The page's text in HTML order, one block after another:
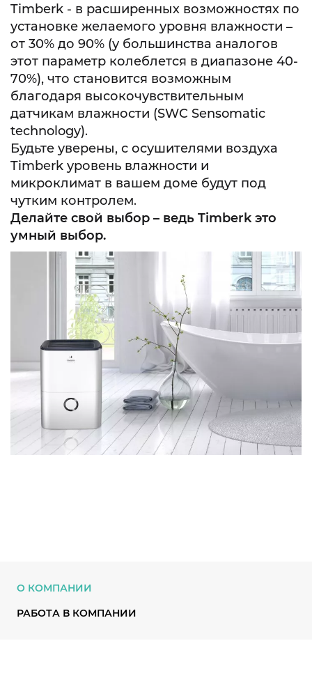
О КОМПАНИИ
РАБОТА В КОМПАНИИ
Timberk - в расширенных возможностях по
установке желаемого уровня влажности –
от 30% до 90% (у большинства аналогов
этот параметр колеблется в диапазоне 40-
70%), что становится возможным
благодаря высокочувствительным
датчикам влажности (SWC Sensomatic
technology).
Будьте уверены, с осушителями воздуха
Timberk уровень влажности и
микроклимат в вашем доме будут под
чутким контролем.
Делайте свой выбор – ведь Timberkэто
умный выбор.